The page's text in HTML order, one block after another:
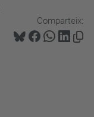
Comparteix: